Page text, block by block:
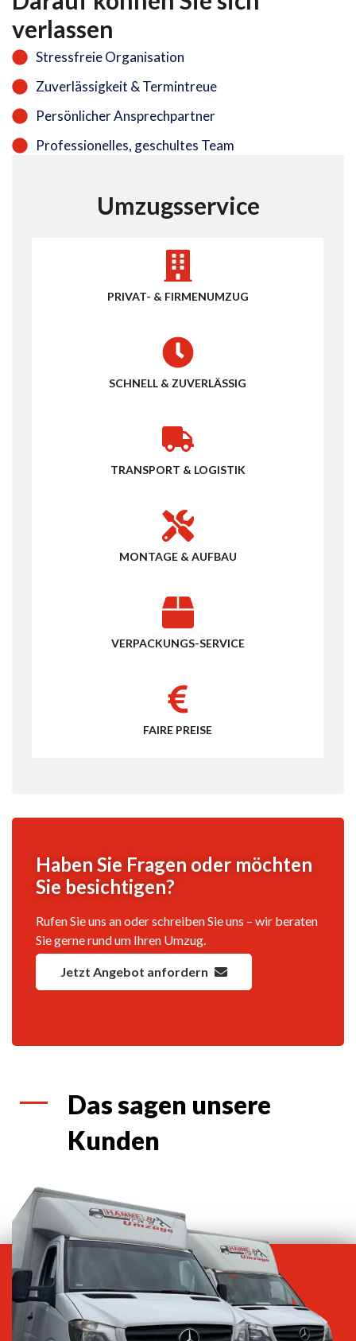
verlassen
Stressfreie Organisation
Zuverlässigkeit & Termintreue
Persönlicher Ansprechpartner
Professionelles, geschultes Team
Umzugsservice
PRIVAT- & FIRMENUMZUG
SCHNELL & ZUVERLÄSSIG
TRANSPORT & LOGISTIK
MONTAGE & AUFBAU
VERPACKUNGS-SERVICE
FAIRE PREISE
Haben Sie Fragen oder möchten
Sie besichtigen?
Rufen Sie uns an oder schreiben Sie uns – wir beraten
Sie gerne rund um Ihren Umzug.
Jetzt Angebot anfordern
Das sagen unsere
Kunden